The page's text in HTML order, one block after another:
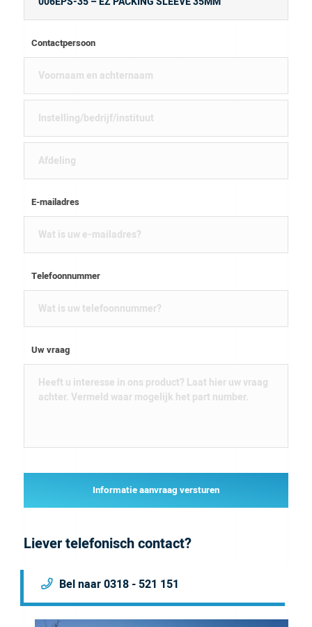
Contactpersoon
E-mailadres
Telefoonnummer
Uw vraag
Informatie aanvraag versturen
Liever telefonisch contact?
Bel naar 0318 - 521 151